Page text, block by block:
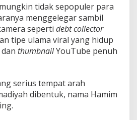
tidak sepopuler para
menggelegar sambil
seperti debt collector
tipe ulama viral yang hidup
dan thumbnailYouTube penuh
serius tempat arah
dibentuk, nama Hamim